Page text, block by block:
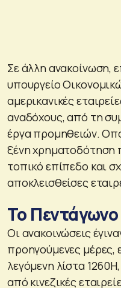
Σε άλλη ανακοίνωση,
υπουργείο
αμερικανικές
αναδόχους, από τη
έργα προμηθειών.
ξένη χρηματοδότηση
τοπικό επίπεδο και
αποκλεισθείσες
Το Πεντάγωνο
Οι ανακοινώσεις
προηγούμενες μέρες,
λεγόμενη λίστα
από κινεζικές